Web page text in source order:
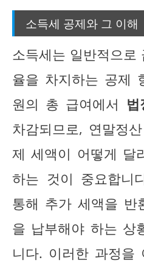
소득세 공제와 그 이해
소득세는 일반적으로
율을 차지하는 공제
원의 총 급여에서
차감되므로, 연말정
제 세액이 어떻게 달
하는 것이 중요합니
통해 추가 세액을 반
을 납부해야 하는 상
니다. 이러한 과정을